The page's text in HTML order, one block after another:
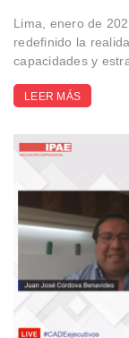
Lima, enero de
redefinido la
capacidades y
LEER MÁS